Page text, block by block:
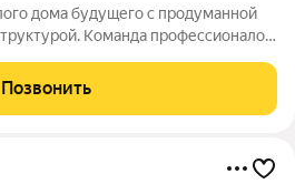
Команда профессионалов
личных, так и общественных
Позвонить